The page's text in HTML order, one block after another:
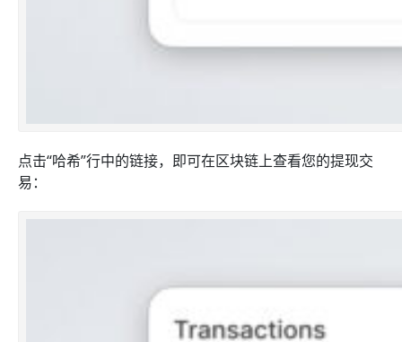
点击“哈希”行中的链接，即可在区块链上查看您的提现交
易：